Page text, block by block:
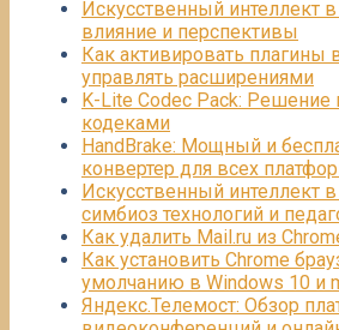
Искусственный интеллект
влияние и перспективы
Как активировать плагины
управлять расширениями
K-Lite Codec Pack: Решение
кодеками
HandBrake: Мощный и
конвертер для всех
Искусственный интеллект
симбиоз технологий и
Как удалить Mail.ru из
Как установить Chrome
умолчанию в Windows 10 и
Яндекс.Телемост: Обзор